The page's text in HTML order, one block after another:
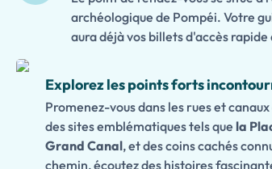
archéologique de Pompéi. Votre
aura déjà vos billets d'accès rapide
Explorez les points forts
Promenez-vous dans les rues et
des sites emblématiques tels que la
Grand Canal, et des coins cachés
chemin, écoutez des histoires